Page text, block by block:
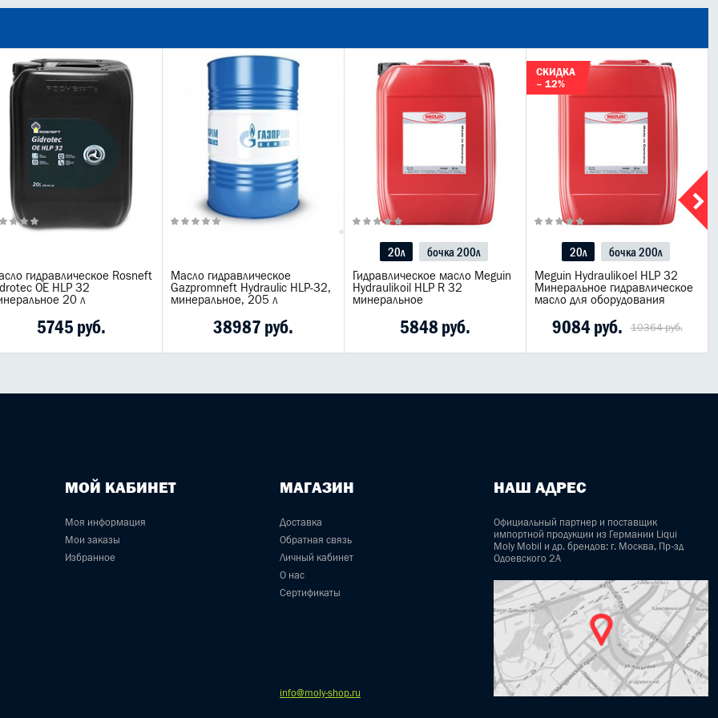
гидравлическое Rosneft
OE HLP 32
20 л
5745 руб.
Масло гидравлическое
Gazpromneft Hydraulic HLP-32,
минеральное, 205 л
38987 руб.
20л
бочка 200л
Гидравлическое масло Meguin
Hydraulikoil HLP R 32
минеральное
5848 руб.
СКИДКА
– 12%
20л
бочка 200л
Meguin Hydraulikoel HLP 32
Минеральное гидравлическое
масло для оборудования
9084 руб. 10364 руб.
МОЙ КАБИНЕТ
Моя информация
Мои заказы
Избранное
МАГАЗИН
Доставка
Обратная связь
Личный кабинет
О нас
Сертификаты
НАШ АДРЕС
Официальный партнер и поставщик
импортной продукции из Германии Liqui
Moly Mobil и др. брендов: г. Москва, Пр-зд
Одоевского 2А
info@moly-shop.ru